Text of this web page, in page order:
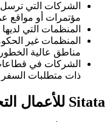
الشركات التي ترسل
مؤتمرات أو مواقع
المنظمات التي
المنظمات غير
مناطق عالية
الشركات في قطاعات
ذات متطلبات السفر
Sitata للأعمال التجارية